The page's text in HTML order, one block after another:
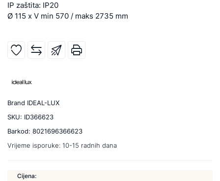
IP zaštita: IP20
Ø 115 x V min 570 / maks 2735 mm
Brand IDEAL-LUX
SKU: ID366623
Barkod: 8021696366623
Vrijeme isporuke: 10-15 radnih dana
Cijena: